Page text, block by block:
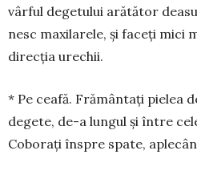
vârful degetului arătător
nesc maxilarele, și faceți mici
direcția urechii.
* Pe ceafă. Frământați pielea
degete, de-a lungul și între
Coborați în­spre spate,